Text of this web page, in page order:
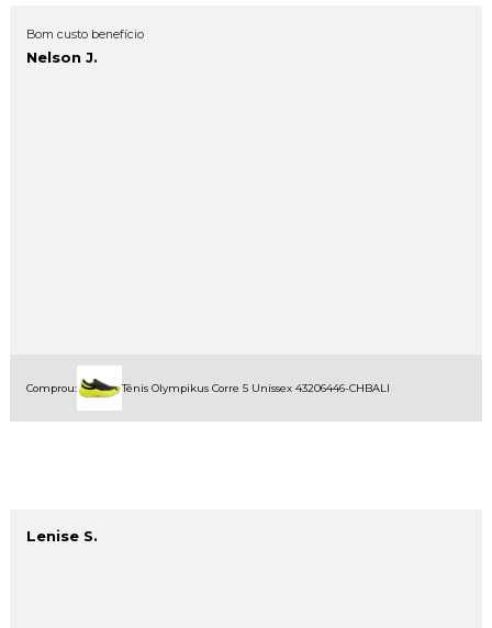
Bom custo benefício
Nelson J.
Comprou: Tênis Olympikus Corre 5 Unissex 43206446-CHBALI
Lenise S.